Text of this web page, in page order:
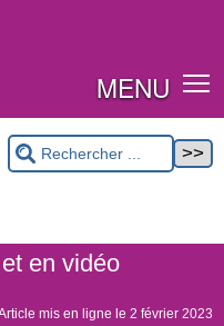
MENU
en vidéo
mis en ligne le 2 février 2023